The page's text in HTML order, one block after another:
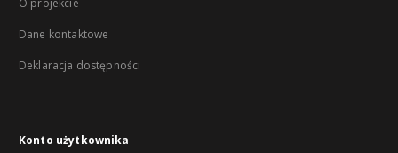
O projekcie
Dane kontaktowe
Deklaracja dostępności
Konto użytkownika